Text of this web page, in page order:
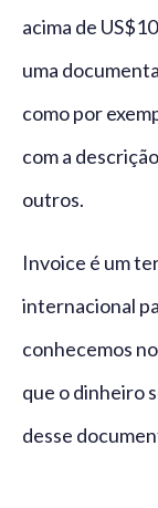
acima de
uma
como por
com a
outros.
Invoice é um
internacional
conhecemos
que o dinheiro
desse